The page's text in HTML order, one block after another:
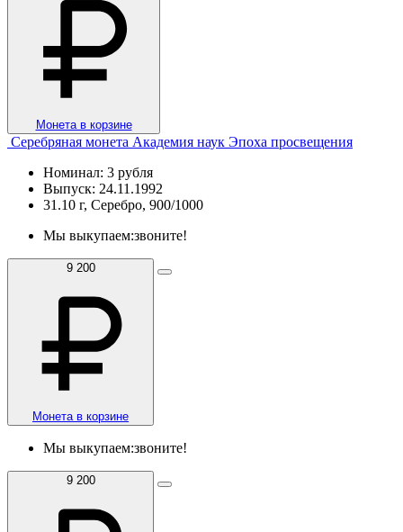
Монета в корзине
Серебряная монета Академия наук Эпоха просвещения
Номинал: 3 рубля
Выпуск: 24.11.1992
31.10 г, Серебро, 900/1000
Мы выкупаем:звоните!
9 200
Монета в корзине
Мы выкупаем:звоните!
9 200